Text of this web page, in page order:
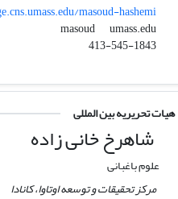
masoud-hashemi
masoud
umass.edu
413-545-1843
هیات تحریریه بین المللی
شاهرخ خانی زاده
علوم باغبانی
مرکز تحقیقات و توسعه اوتاوا، کانادا